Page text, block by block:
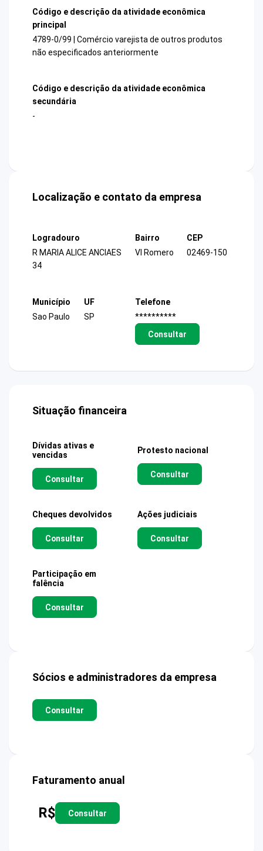
Código e descrição da atividade econômica
principal
4789-0/99 | Comércio varejista de outros produtos
não especificados anteriormente
Código e descrição da atividade econômica
secundária
-
Localização e contato da empresa
Logradouro
R MARIA ALICE ANCIAES
34
Bairro
Vl Romero
CEP
02469-150
Município
Sao Paulo
UF
SP
Telefone
**********
Consultar
Situação financeira
Dívidas ativas e
vencidas
Consultar
Protesto nacional
Consultar
Cheques devolvidos
Consultar
Ações judiciais
Consultar
Participação em
falência
Consultar
Sócios e administradores da empresa
Consultar
Faturamento anual
R$ Consultar